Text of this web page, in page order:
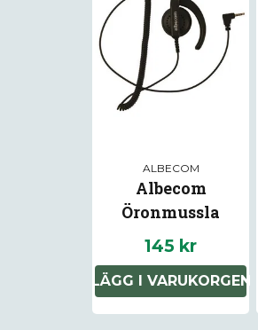
ALBECOM
Albecom
Öronmussla
HP100-YL Yttre
145 kr
LÄGG I VARUKORGEN